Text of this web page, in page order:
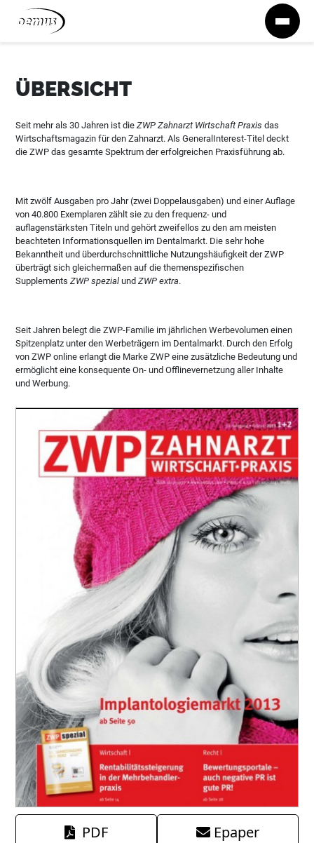
Zum Inhalt springen
ÜBERSICHT
Seit mehr als 30 Jahren ist dieZWP Zahnarzt Wirtschaft Praxis das
Wirtschaftsmagazin für den Zahnarzt. Als GeneralInterest-Titel deckt
die ZWP das gesamte Spektrum der erfolgreichen Praxisführung ab.
Mit zwölf Ausgaben pro Jahr (zwei Doppelausgaben) und einer Auflage
von 40.800 Exemplaren zählt sie zu den frequenz- und
auflagenstärksten Titeln und gehört zweifellos zu den am meisten
beachteten Informationsquellen im Dentalmarkt. Die sehr hohe
Bekanntheit und überdurchschnittliche Nutzungshäufigkeit der ZWP
überträgt sich gleichermaßen auf die themenspezifischen
SupplementsZWP spezial undZWP extra.
Seit Jahren belegt die ZWP-Familie im jährlichen Werbevolumen einen
Spitzenplatz unter den Werbeträgern im Dentalmarkt. Durch den Erfolg
von ZWP online erlangt die Marke ZWP eine zusätzliche Bedeutung und
ermöglicht eine konsequente On- und Offlinevernetzung aller Inhalte
und Werbung.
PDF Epaper